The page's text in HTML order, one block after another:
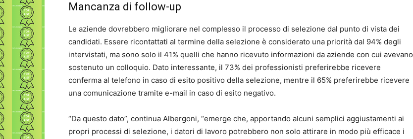
Mancanza di follow-up
Le aziende dovrebbero migliorare nel complesso il processo di selezione dal punto di vista dei
candidati. Essere ricontattati al termine della selezione è considerato una priorità dal 94% degli
intervistati, ma sono solo il 41% quelli che hanno ricevuto informazioni da aziende con cui avevano
sostenuto un colloquio. Dato interessante, il 73% dei professionisti preferirebbe ricevere
conferma al telefono in caso di esito positivo della selezione, mentre il 65% preferirebbe ricevere
una comunicazione tramite e-mail in caso di esito negativo.
“Da questo dato”, continua Albergoni, “emerge che, apportando alcuni semplici aggiustamenti ai
propri processi di selezione, i datori di lavoro potrebbero non solo attirare in modo più efficace i